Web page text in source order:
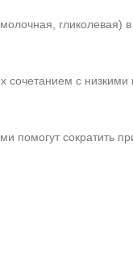
гликолевая)
сочетанием с
помогут сократить